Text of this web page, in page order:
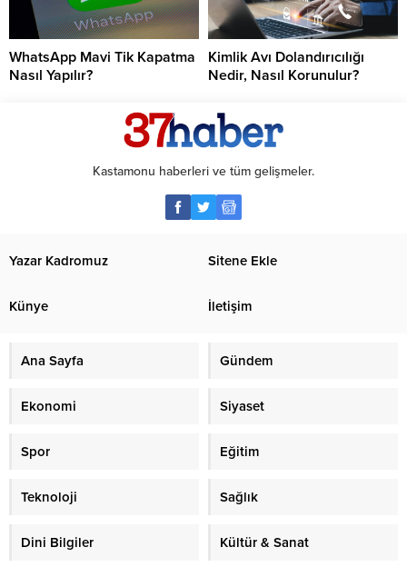
WhatsApp Mavi Tik Kapatma
Nasıl Yapılır?
Kimlik Avı Dolandırıcılığı
Nedir, Nasıl Korunulur?
Kastamonu haberleri ve tüm gelişmeler.
Yazar Kadromuz Sitene Ekle
Künye İletişim
Ana Sayfa Gündem
Ekonomi Siyaset
Spor Eğitim
Teknoloji Sağlık
Dini Bilgiler Kültür & Sanat